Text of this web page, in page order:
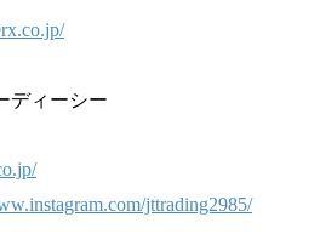
ディーシー
jttrading2985/